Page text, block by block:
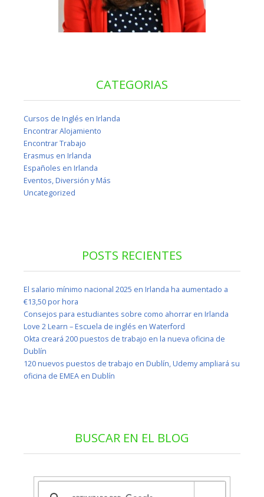
CATEGORIAS
Cursos de Inglés en Irlanda
Encontrar Alojamiento
Encontrar Trabajo
Erasmus en Irlanda
Españoles en Irlanda
Eventos, Diversión y Más
Uncategorized
POSTS RECIENTES
El salario mínimo nacional 2025 en Irlanda ha aumentado a
€13,50 por hora
Consejos para estudiantes sobre como ahorrar en Irlanda
Love 2 Learn – Escuela de inglés en Waterford
Okta creará 200 puestos de trabajo en la nueva oficina de
Dublín
120 nuevos puestos de trabajo en Dublín, Udemy ampliará su
oficina de EMEA en Dublín
BUSCAR EN EL BLOG